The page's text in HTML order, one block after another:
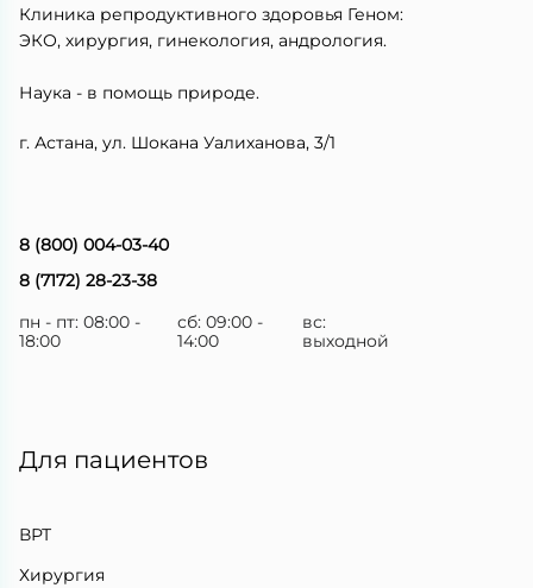
Клиника репродуктивного здоровья Геном:
ЭКО, хирургия, гинекология, андрология.
Наука - в помощь природе.
г. Астана, ул. Шокана Уалиханова, 3/1
8 (800) 004-03-40
8 (7172) 28-23-38
пн - пт: 08:00 -
18:00
сб: 09:00 -
14:00
вс:
выходной
Для пациентов
ВРТ
Хирургия